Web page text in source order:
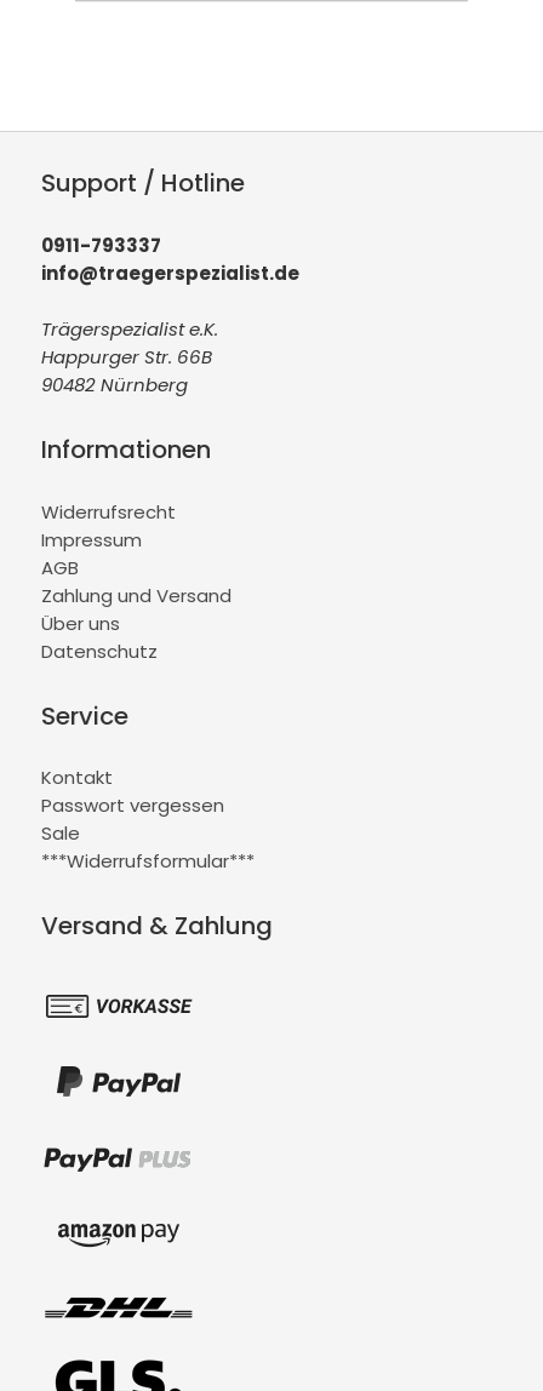
Support / Hotline
0911-793337
info@traegerspezialist.de
Trägerspezialist e.K.
Happurger Str. 66B
90482 Nürnberg
Informationen
Widerrufsrecht
Impressum
AGB
Zahlung und Versand
Über uns
Datenschutz
Service
Kontakt
Passwort vergessen
Sale
***Widerrufsformular***
Versand & Zahlung